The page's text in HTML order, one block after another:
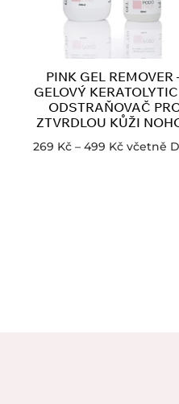
PINK GEL REMOVER
GELOVÝ
ODSTRAŇOVAČ
ZTVRDLOU KŮŽI
269 Kč – 499 Kč včetně